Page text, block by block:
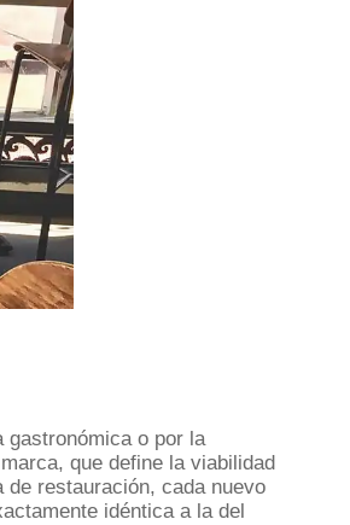
gastronómica o por la
que define la viabilidad
de restauración, cada nuevo
idéntica a la del